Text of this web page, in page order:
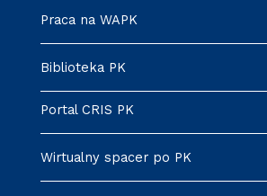
Praca na WAPK
Biblioteka PK
Portal CRIS PK
Wirtualny spacer po PK